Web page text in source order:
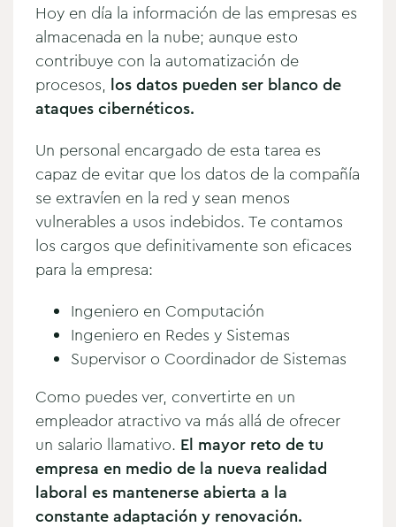
Hoy en día la información de las empresas es
almacenada en la nube; aunque esto
contribuye con la automatización de
procesos, los datos pueden ser blanco de
ataques cibernéticos.
Un personal encargado de esta tarea es
capaz de evitar que los datos de la compañía
se extravíen en la red y sean menos
vulnerables a usos indebidos. Te contamos
los cargos que definitivamente son eficaces
para la empresa:
Ingeniero en Computación
Ingeniero en Redes y Sistemas
Supervisor o Coordinador de Sistemas
Como puedes ver, convertirte en un
empleador atractivo va más allá de ofrecer
un salario llamativo. El mayor reto de tu
empresa en medio de la nueva realidad
laboral es mantenerse abierta a la
constante adaptación y renovación.